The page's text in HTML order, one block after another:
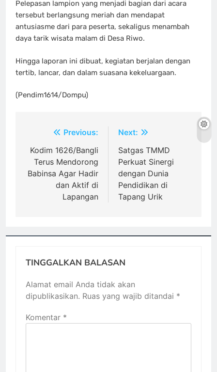
Pelepasan lampion yang menjadi bagian dari acara
tersebut berlangsung meriah dan mendapat
antusiasme dari para peserta, sekaligus menambah
daya tarik wisata malam di Desa Riwo.
Hingga laporan ini dibuat, kegiatan berjalan dengan
tertib, lancar, dan dalam suasana kekeluargaan.
(Pendim1614/Dompu)
Navigasi
pos
Previous:
Kodim 1626/Bangli
Terus Mendorong
Babinsa Agar Hadir
dan Aktif di
Lapangan
Next:
Satgas TMMD
Perkuat Sinergi
dengan Dunia
Pendidikan di
Tapang Urik
TINGGALKAN BALASAN
Alamat email Anda tidak akan
dipublikasikan. Ruas yang wajib ditandai *
Komentar *